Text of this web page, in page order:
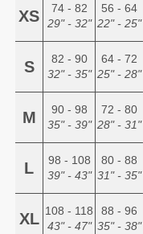
XS
74 - 82
29" - 32"
56 - 64
22" - 25"
S
82 - 90
32" - 35"
64 - 72
25" - 28"
M
90 - 98
35" - 39"
72 - 80
28" - 31"
L
98 - 108
39" - 43"
80 - 88
31" - 35"
XL 108 - 118
43" - 47"
88 - 96
35" - 38"